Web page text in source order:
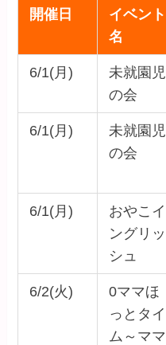
開催日
イベント
名
6/1(月)
未就園児
の会
6/1(月)
未就園児
の会
6/1(月)
おやこイ
ングリッ
シュ
6/2(火)
0ママほ
っとタイ
ム～ママ